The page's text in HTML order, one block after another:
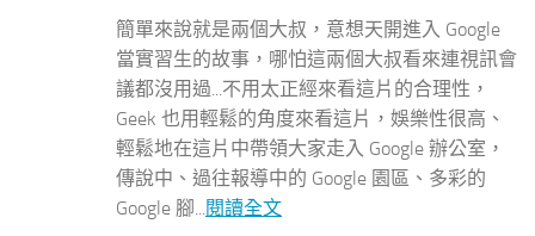
簡單來說就是兩個大叔，意想天開進入 Google
當實習生的故事，哪怕這兩個大叔看來連視訊會
議都沒用過...不用太正經來看這片的合理性，
Geek 也用輕鬆的角度來看這片，娛樂性很高、
輕鬆地在這片中帶領大家走入 Google 辦公室，
傳說中、過往報導中的 Google 園區、多彩的
Google 腳...閱讀全文